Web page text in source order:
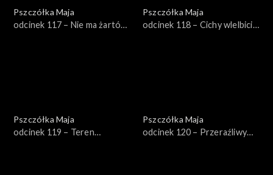
Pszczółka Maja
odcinek 117 – Nie ma żartów
Pszczółka Maja
odcinek 118 – Cichy wlelbiciel
Pszczółka Maja
odcinek 119 – Teren
Pszczółka Maja
odcinek 120 – Przeraźliwy